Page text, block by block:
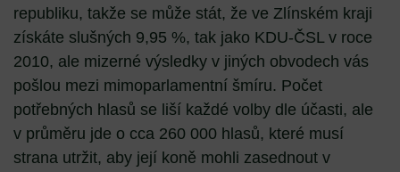
republiku, takže se může stát, že ve Zlínském kraji
získáte slušných 9,95 %, tak jako KDU-ČSL v roce
2010, ale mizerné výsledky v jiných obvodech vás
pošlou mezi mimoparlamentní šmíru. Počet
potřebných hlasů se liší každé volby dle účasti, ale
v průměru jde o cca 260 000 hlasů, které musí
strana utržit, aby její koně mohli zasednout v